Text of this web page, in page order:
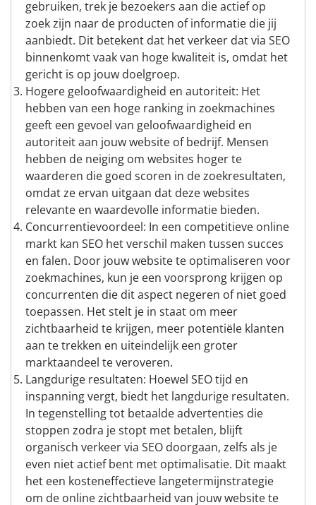
gebruiken, trek je bezoekers aan die actief op
zoek zijn naar de producten of informatie die jij
aanbiedt. Dit betekent dat het verkeer dat via SEO
binnenkomt vaak van hoge kwaliteit is, omdat het
gericht is op jouw doelgroep.
Hogere geloofwaardigheid en autoriteit: Het
hebben van een hoge ranking in zoekmachines
geeft een gevoel van geloofwaardigheid en
autoriteit aan jouw website of bedrijf. Mensen
hebben de neiging om websites hoger te
waarderen die goed scoren in de zoekresultaten,
omdat ze ervan uitgaan dat deze websites
relevante en waardevolle informatie bieden.
Concurrentievoordeel: In een competitieve online
markt kan SEO het verschil maken tussen succes
en falen. Door jouw website te optimaliseren voor
zoekmachines, kun je een voorsprong krijgen op
concurrenten die dit aspect negeren of niet goed
toepassen. Het stelt je in staat om meer
zichtbaarheid te krijgen, meer potentiële klanten
aan te trekken en uiteindelijk een groter
marktaandeel te veroveren.
Langdurige resultaten: Hoewel SEO tijd en
inspanning vergt, biedt het langdurige resultaten.
In tegenstelling tot betaalde advertenties die
stoppen zodra je stopt met betalen, blijft
organisch verkeer via SEO doorgaan, zelfs als je
even niet actief bent met optimalisatie. Dit maakt
het een kosteneffectieve langetermijnstrategie
om de online zichtbaarheid van jouw website te